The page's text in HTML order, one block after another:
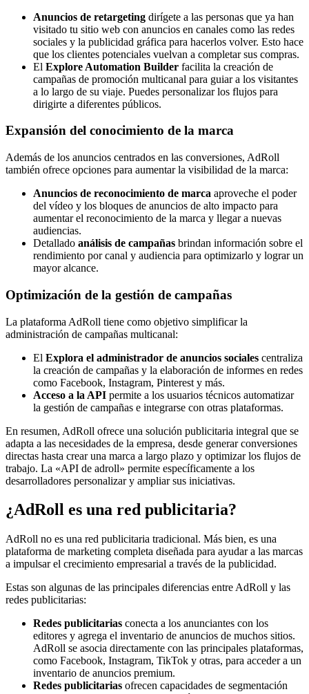
Anuncios de retargeting dirígete a las personas que ya han
visitado tu sitio web con anuncios en canales como las redes
sociales y la publicidad gráfica para hacerlos volver. Esto hace
que los clientes potenciales vuelvan a completar sus compras.
El Explore Automation Builder facilita la creación de
campañas de promoción multicanal para guiar a los visitantes
a lo largo de su viaje. Puedes personalizar los flujos para
dirigirte a diferentes públicos.
Expansión del conocimiento de la marca
Además de los anuncios centrados en las conversiones, AdRoll
también ofrece opciones para aumentar la visibilidad de la marca:
Anuncios de reconocimiento de marca aproveche el poder
del vídeo y los bloques de anuncios de alto impacto para
aumentar el reconocimiento de la marca y llegar a nuevas
audiencias.
Detallado análisis de campañas brindan información sobre el
rendimiento por canal y audiencia para optimizarlo y lograr un
mayor alcance.
Optimización de la gestión de campañas
La plataforma AdRoll tiene como objetivo simplificar la
administración de campañas multicanal:
El Explora el administrador de anuncios sociales centraliza
la creación de campañas y la elaboración de informes en redes
como Facebook, Instagram, Pinterest y más.
Acceso a la API permite a los usuarios técnicos automatizar
la gestión de campañas e integrarse con otras plataformas.
En resumen, AdRoll ofrece una solución publicitaria integral que se
adapta a las necesidades de la empresa, desde generar conversiones
directas hasta crear una marca a largo plazo y optimizar los flujos de
trabajo. La «API de adroll» permite específicamente a los
desarrolladores personalizar y ampliar sus iniciativas.
¿AdRoll es una red publicitaria?
AdRoll no es una red publicitaria tradicional. Más bien, es una
plataforma de marketing completa diseñada para ayudar a las marcas
a impulsar el crecimiento empresarial a través de la publicidad.
Estas son algunas de las principales diferencias entre AdRoll y las
redes publicitarias:
Redes publicitarias conecta a los anunciantes con los
editores y agrega el inventario de anuncios de muchos sitios.
AdRoll se asocia directamente con las principales plataformas,
como Facebook, Instagram, TikTok y otras, para acceder a un
inventario de anuncios premium.
Redes publicitarias ofrecen capacidades de segmentación